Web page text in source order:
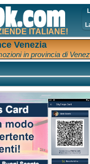
ITALIANE!
Venezia
in provincia di